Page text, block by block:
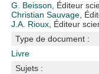
G. Beisson , Éditeur
Christian Sauvage ,
J.A. Rioux , Éditeur
Type de document :
Livre
Sujets :